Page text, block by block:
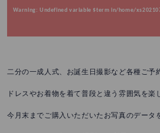
Warning : Undefined variable $term in/home/
二分の一成人式、お誕生日撮影など各種ご予
ドレスやお着物を着て普段と違う雰囲気を
今月末までご購入いただいたお写真のデータ